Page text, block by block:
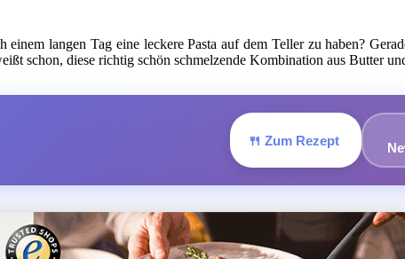
langen Tag eine leckere Pasta auf dem Teller zu haben?
schon, diese richtig schön schmelzende Kombination aus Butter
🍴 Zum Rezept